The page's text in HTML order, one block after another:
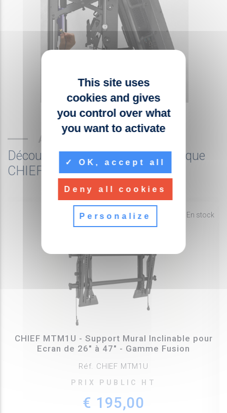
AUTRES PRODUITS
Découvrez les produits de la marque
CHIEF
En stock
CHIEF MTM1U - Support Mural Inclinable pour
Ecran de 26" à 47" - Gamme Fusion
Réf. CHIEF MTM1U
PRIX PUBLIC HT
€ 195,00
This site uses
cookies and gives
you control over what
you want to activate
OK, accept all
Deny all cookies
Personalize